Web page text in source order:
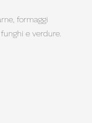
formaggi
e verdure.